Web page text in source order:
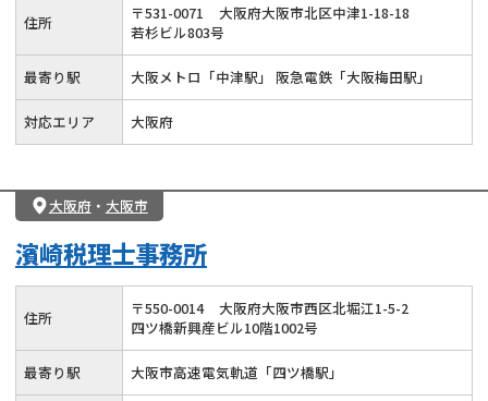
住所 〒531-0071
大阪府大阪市北区中津1-18-18
若杉ビル803号
最寄り駅 大阪メトロ「中津駅」 阪急電鉄「大阪梅田駅」
対応エリア 大阪府
大阪府・ 大阪市
濱崎税理士事務所
住所 〒550-0014
大阪府大阪市西区北堀江1-5-2
四ツ橋新興産ビル10階1002号
最寄り駅 大阪市高速電気軌道「四ツ橋駅」